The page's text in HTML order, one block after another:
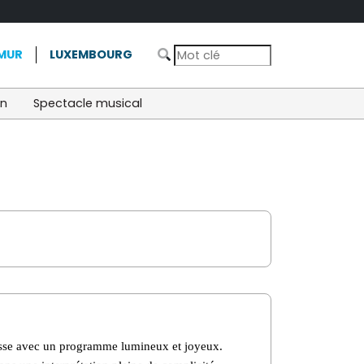
LUXEMBOURG
Spectacle musical
avec un programme lumineux et joyeux.